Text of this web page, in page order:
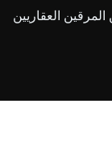
العقاريين